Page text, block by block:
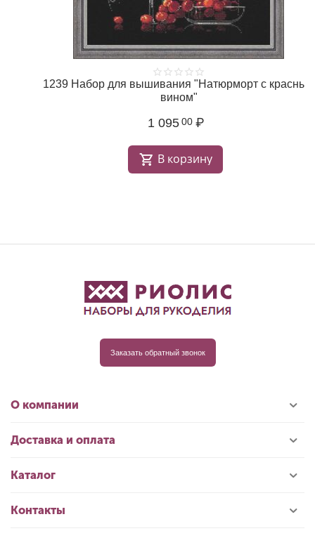
1239 Набор для вышивания "Натюрморт с красным
вином"
1 095 00 ₽
В корзину
Заказать обратный звонок
О компании
Доставка и оплата
Каталог
Контакты